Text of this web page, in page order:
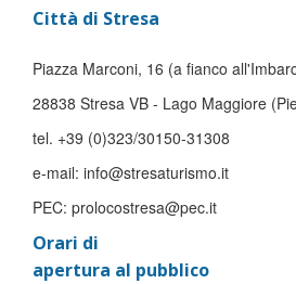
Città di Stresa
Piazza Marconi, 16 (a fianco
28838 Stresa VB - Lago Maggiore
tel. +39 (0)323/30150-31308
e-mail: info@stresaturismo.it
PEC: prolocostresa@pec.it
Orari di
apertura al pubblico